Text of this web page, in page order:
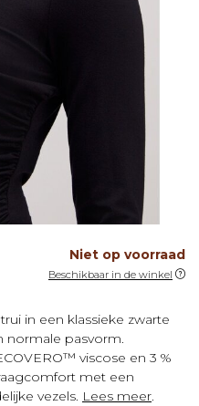
Niet op voorraad
Beschikbaar in de winkel
in een klassieke zwarte
pasvorm.
viscose en 3 %
met een
vezels. Lees meer.